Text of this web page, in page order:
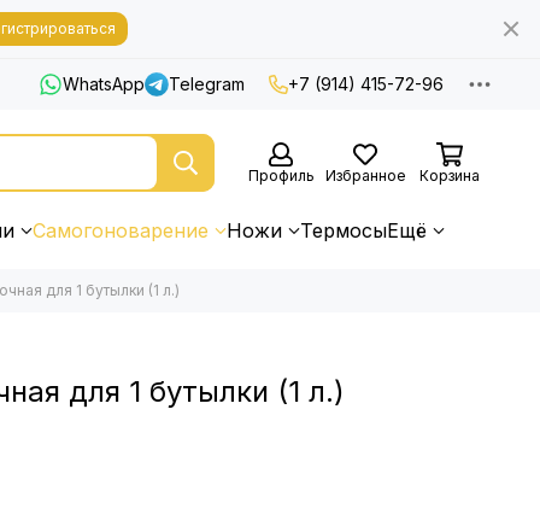
WhatsApp Telegram +7 (914) 415-72-96
Профиль Избранное Корзина
Самогоноварение Ножи ТермосыЕщё
для 1 бутылки (1 л.)
для 1 бутылки (1 л.)